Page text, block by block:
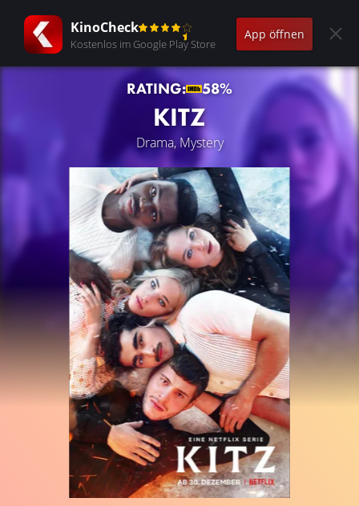
KinoCheck
Kostenlos im Google Play Store
App öffnen
RATING: 58%
KITZ
Drama, Mystery